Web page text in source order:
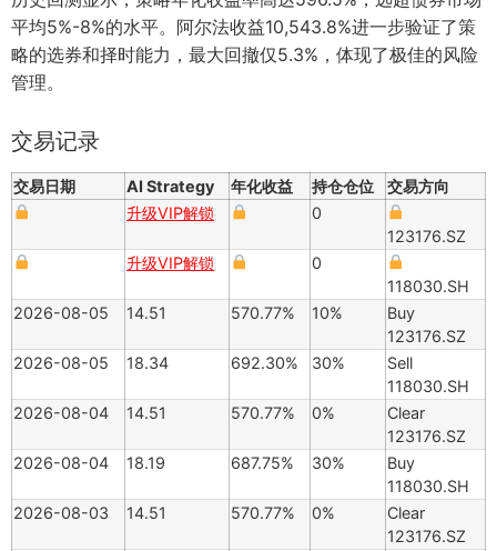
平均5%-8%的水平。阿尔法收益10,543.8%进一步验证了策
略的选券和择时能力，最大回撤仅5.3%，体现了极佳的风险
管理。
交易记录
交易日期 AI Strategy 年化收益 持仓仓位
交易方向
升级VIP解锁
0
123176.SZ
升级VIP解锁
0
118030.SH
2026-08-05
14.51 570.77% 10%
Buy
123176.SZ
2026-08-05
18.34 692.30% 30%
Sell
118030.SH
2026-08-04
14.51 570.77% 0%
Clear
123176.SZ
2026-08-04
18.19 687.75% 30%
Buy
118030.SH
2026-08-03
14.51 570.77% 0%
Clear
123176.SZ